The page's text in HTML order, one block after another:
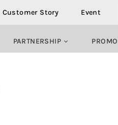
Customer Story Event
PARTNERSHIP PROMO